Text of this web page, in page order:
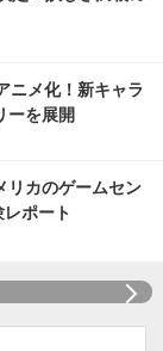
ニメ化！新キャラ
ーを展開
リカのゲームセン
ポート